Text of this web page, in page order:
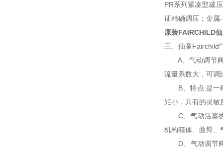
PR系列紧凑型减
证精确调压；金属
原装FAIRCHILD
三、仙童Fairchild
A、气动调节阀
流量系数大，可调
B、特点:是一种
矩小，具有的灵敏
C、气动活塞执
机构箱体、曲臂、
D、气动调节阀